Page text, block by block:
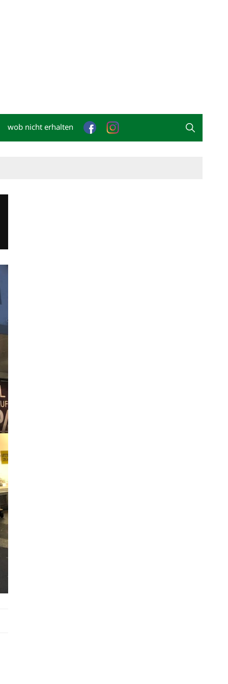
wob nicht erhalten